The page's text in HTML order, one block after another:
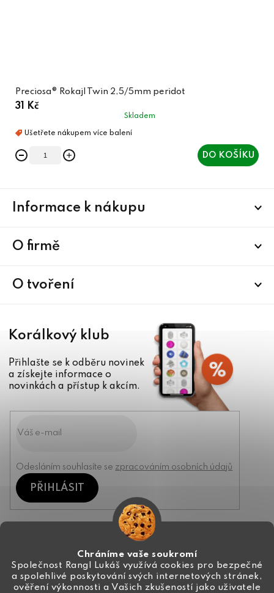
Chráníme vaše soukromí
Společnost Rangl Lukáš využívá cookies pro bezpečné
a spolehlivé poskytování svých internetových stránek,
ověření výkonnosti a Vašich zkušeností jako uživatele
Preciosa® Rokajl Twin 2,5/5mm peridot
31 Kč
Skladem
DO KOŠÍKU
Informace k nákupu
O firmě
O tvoření
Korálkový klub
Přihlašte se k odběru novinek
a získejte informace o
novinkách a přístup k akcím.
Odesláním souhlasíte se zpracováním osobních údajů
PŘIHLÁSIT
+420 774 444 191